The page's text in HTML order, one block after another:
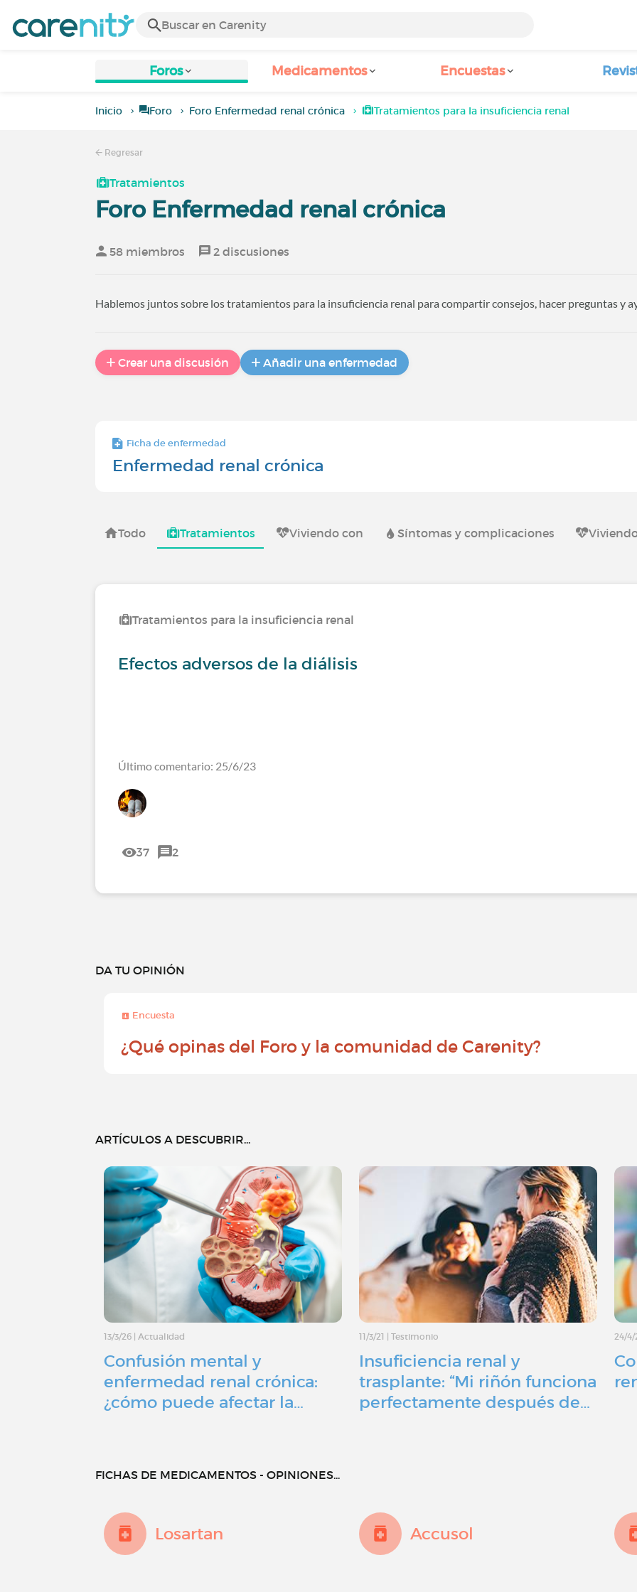
Foros Medicamentos Encuestas
Inicio Foro Foro Enfermedad renal crónica Tratamientos para la insuficiencia renal
Regresar
Tratamientos
Foro Enfermedad renal crónica
58 miembros 2 discusiones
Hablemos juntos sobre los tratamientos para la insuficiencia renal para compartir consejos, hacer preguntas y
Crear una discusión Añadir una enfermedad
Ficha de enfermedad
Enfermedad renal crónica
Todo Tratamientos Viviendo con Síntomas y complicaciones
Tratamientos para la insuficiencia renal
Efectos adversos de la diálisis
Último comentario: 25/6/23
37 2
DA TU OPINIÓN
Encuesta
¿Qué opinas del Foro y la comunidad de Carenity?
ARTÍCULOS A DESCUBRIR...
13/3/26 |Actualidad
Confusión mental y
enfermedad renal crónica:
¿cómo puede afectar la…
11/3/21 |Testimonio
Insuficiencia renal y
trasplante: “Mi riñón funciona
perfectamente después de…
24/4/
FICHAS DE MEDICAMENTOS - OPINIONES...
Losartan Accusol